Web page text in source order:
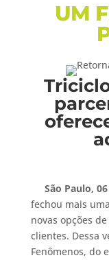
UM
São Paulo, 06
fechou mais
novas opções
clientes. Dessa
Fenômenos, do